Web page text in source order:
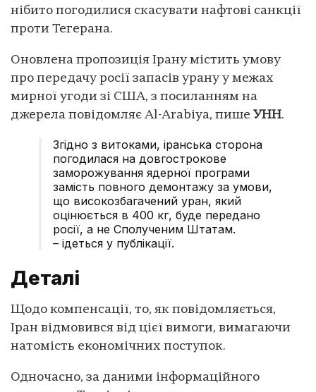
нібито погодилися скасувати нафтові санкції
проти Тегерана.
Оновлена пропозиція Ірану містить умову
про передачу росії запасів урану у межах
мирної угоди зі США, з посиланням на
джерела повідомляє Al-Arabiya, пише УНН.
Згідно з витоками, іранська сторона
погодилася на довгострокове
заморожування ядерної програми
замість повного демонтажу за умови,
що високозбагачений уран, який
оцінюється в 400 кг, буде передано
росії, а не Сполученим Штатам.
– ідеться у публікації.
Деталі
Щодо компенсації, то, як повідомляється,
Іран відмовився від цієї вимоги, вимагаючи
натомість економічних поступок.
Одночасно, за даними інформаційного